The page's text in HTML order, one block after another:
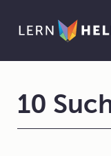
10